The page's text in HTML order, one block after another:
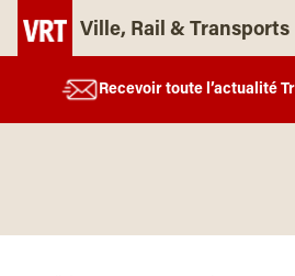
Ville, Rail & Transports
Recevoir toute l’actualité